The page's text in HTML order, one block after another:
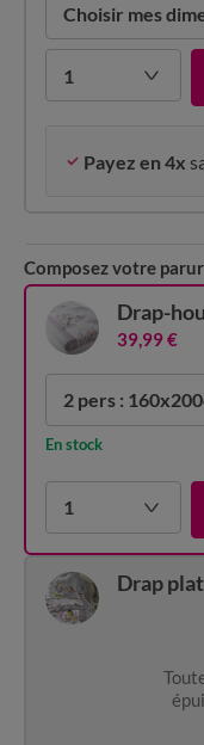
Choisir mes
1
Payez en 4x
Composez votre
2 pers :
En stock
1
Drap-
39,99 €
Drap plat